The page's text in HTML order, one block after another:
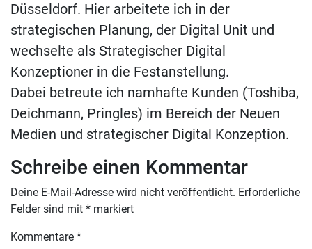
Düsseldorf. Hier arbeitete ich in der
strategischen Planung, der Digital Unit und
wechselte als Strategischer Digital
Konzeptioner in die Festanstellung.
Dabei betreute ich namhafte Kunden (Toshiba,
Deichmann, Pringles) im Bereich der Neuen
Medien und strategischer Digital Konzeption.
Schreibe einen Kommentar
Deine E-Mail-Adresse wird nicht veröffentlicht. Erforderliche
Felder sind mit * markiert
Kommentare *